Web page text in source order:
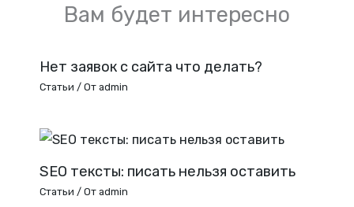
Вам будет интересно
Нет заявок с сайта что делать?
Статьи / От admin
SEO тексты: писать нельзя оставить
Статьи / От admin